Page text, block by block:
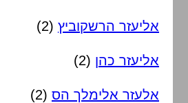
אליעזר הרשקוביץ (2)
אליעזר כהן (2)
אלעזר אלימלך הס (2)